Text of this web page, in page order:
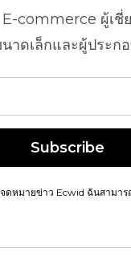
E-commerce ผู้เชี่
าดเล็กและผู้ประก
Subscribe
ดหมายข่าว Ecwid ฉันสามาร